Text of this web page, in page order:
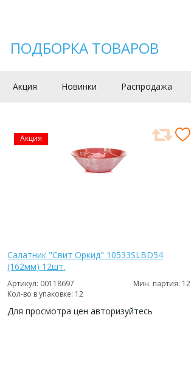
ПОДБОРКА ТОВАРОВ
Акция Новинки Распродажа
Акция
Салатник "Свит Оркид" 10533SLBD54
(162мм) 12шт.
Артикул: 00118697
Мин. партия: 12
Кол-во в упаковке: 12
Для просмотра цен авторизуйтесь